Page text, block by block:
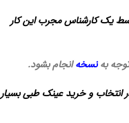
یک کارشناس مجرب این کار
بهنسخهانجام بشود.
انتخاب و خرید عینک طبی بسیار